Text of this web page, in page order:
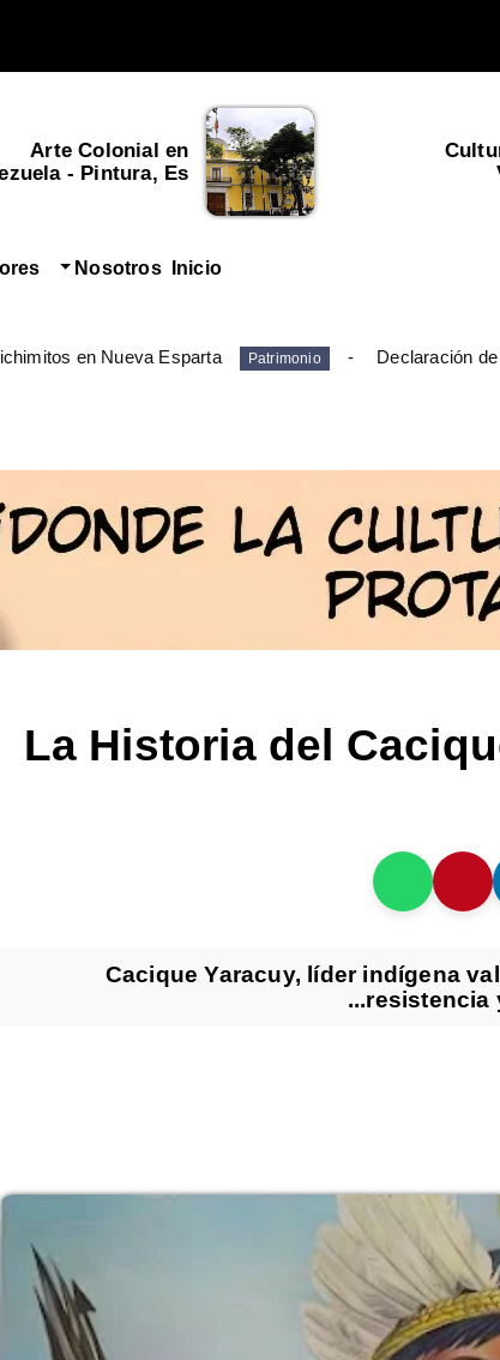
Arte Colonial en
- Pintura, Es...
Inicio
Nosotros
Declaración
Patrimonio
en Nueva Esparta
La Historia del
Cacique Yaracuy, líder indígena
resistencia